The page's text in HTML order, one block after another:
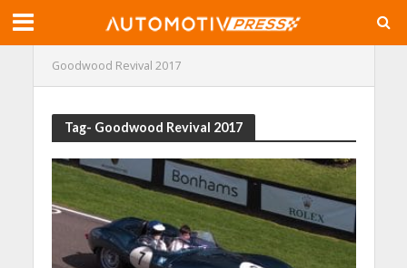
Goodwood Revival 2017
Tag- Goodwood Revival 2017